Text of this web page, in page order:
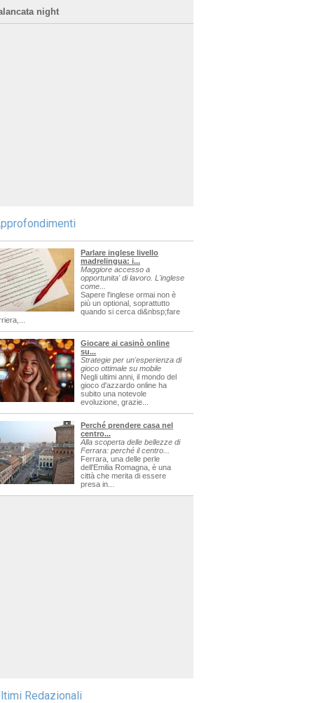
night
Parlare inglese livello
madrelingua: i...
Maggiore accesso a
opportunita' di lavoro. L'inglese
come...
Sapere l'inglese ormai non è
più un optional, soprattutto
quando si cerca di&nbsp;fare
Giocare ai casinò online
su...
Strategie per un'esperienza di
gioco ottimale su mobile
Negli ultimi anni, il mondo del
gioco d'azzardo online ha
subito una notevole
evoluzione, grazie...
Perché prendere casa nel
centro...
Alla scoperta delle bellezze di
Ferrara: perché il centro...
Ferrara, una delle perle
dell'Emilia Romagna, è una
città che merita di essere
presa in...
Redazionali